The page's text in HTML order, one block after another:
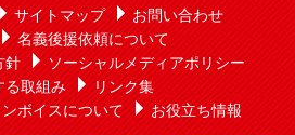
サイトマップ
お問い合わせ
名義後援依頼について
針
ソーシャルメディアポリシー
る取組み
リンク集
ンボイスについて お役立ち情報